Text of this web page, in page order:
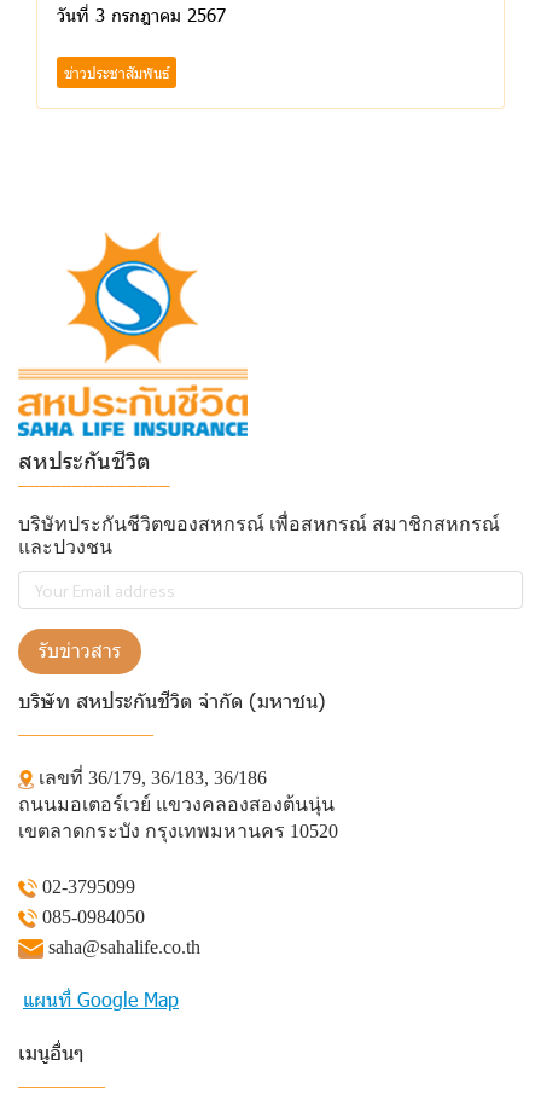
วันที่ 3 กรกฎาคม 2567
ข่าวประชาสัมพันธ์
สหประกันชีวิต
บริษัทประกันชีวิตของสหกรณ์ เพื่อสหกรณ์ สมาชิกสหกรณ์
และปวงชน
รับข่าวสาร
บริษัท สหประกันชีวิต จำกัด (มหาชน)
เลขที่ 36/179, 36/183, 36/186
ถนนมอเตอร์เวย์ แขวงคลองสองต้นนุ่น
เขตลาดกระบัง กรุงเทพมหานคร 10520
02-3795099
085-0984050
saha@sahalife.co.th
แผนที่ Google Map
เมนูอื่นๆ